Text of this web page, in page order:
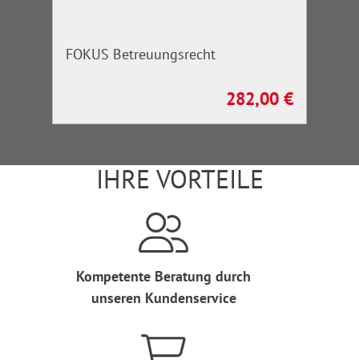
FOKUS Betreuungsrecht
Regulärer Preis:
282,00 €
IHRE VORTEILE
Kompetente Beratung durch
unseren Kundenservice